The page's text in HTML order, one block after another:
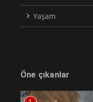
Yaşam
Öne çıkanlar